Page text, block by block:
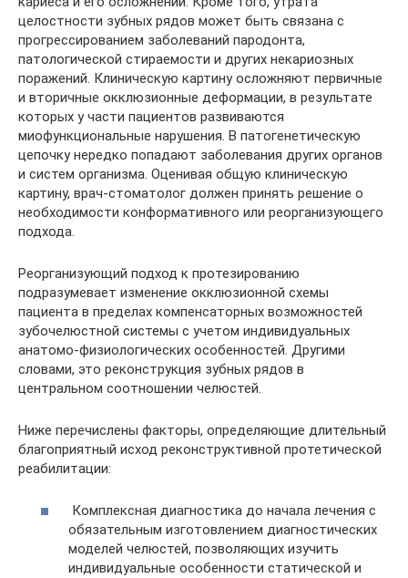
целостности зубных рядов может быть связана с
прогрессированием заболеваний пародонта,
патологической стираемости и других некариозных
поражений. Клиническую картину осложняют первичные
и вторичные окклюзионные деформации, в результате
которых у части пациентов развиваются
миофункциональные нарушения. В патогенетическую
цепочку нередко попадают заболевания других органов
и систем организма. Оценивая общую клиническую
картину, врач-стоматолог должен принять решение о
необходимости конформативного или реорганизующего
подхода.
Реорганизующий подход к протезированию
подразумевает изменение окклюзионной схемы
пациента в пределах компенсаторных возможностей
зубочелюстной системы с учетом индивидуальных
анатомо-физиологических особенностей. Другими
словами, это реконструкция зубных рядов в
центральном соотношении челюстей.
Ниже перечислены факторы, определяющие длительный
благоприятный исход реконструктивной протетической
реабилитации:
Комплексная диагностика до начала лечения с
обязательным изготовлением диагностических
моделей челюстей, позволяющих изучить
индивидуальные особенности статической и